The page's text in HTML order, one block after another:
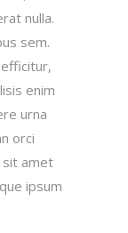
nulla.
sem.
enim
urna
orci
sit amet
ipsum